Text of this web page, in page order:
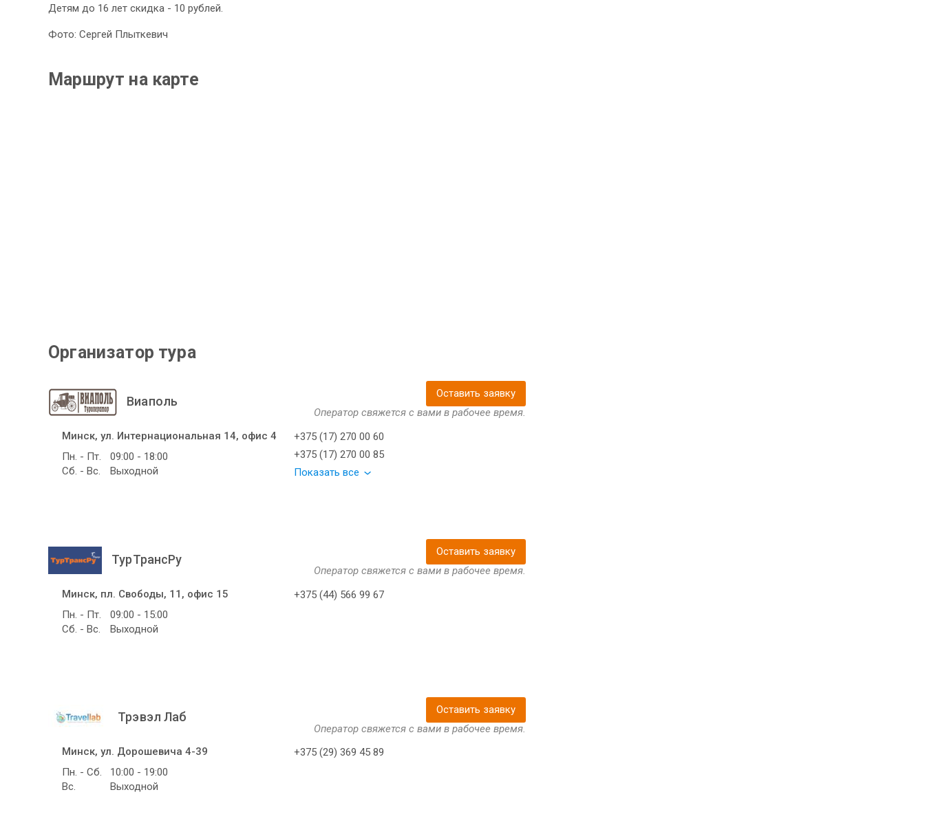
Детям до 16 лет скидка - 10 рублей.
Фото: Сергей Плыткевич
Маршрут на карте
Организатор тура
Виаполь
Оставить заявку
Оператор свяжется с вами в рабочее время.
Минск, ул. Интернациональная 14, офис 4
Пн. - Пт.
09:00 - 18:00
Сб. - Вс.
Выходной
+375 (17) 270 00 60
+375 (17) 270 00 85
Показать все
ТурТрансРу
Оставить заявку
Оператор свяжется с вами в рабочее время.
Минск, пл. Свободы, 11, офис 15
Пн. - Пт.
09:00 - 15:00
Сб. - Вс.
Выходной
+375 (44) 566 99 67
Трэвэл Лаб
Оставить заявку
Оператор свяжется с вами в рабочее время.
Минск, ул. Дорошевича 4-39
Пн. - Сб.
10:00 - 19:00
Вс.
Выходной
+375 (29) 369 45 89